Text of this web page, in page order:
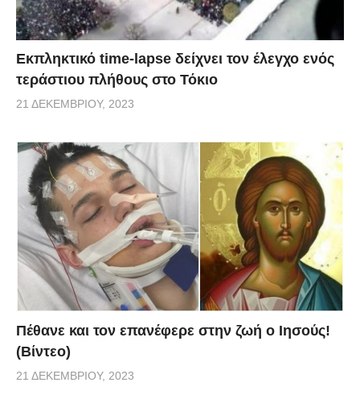
Εκπληκτικό time-lapse δείχνει τον έλεγχο ενός
τεράστιου πλήθους στο Τόκιο
21 ΔΕΚΕΜΒΡΊΟΥ, 2023
Πέθανε και τον επανέφερε στην ζωή ο Ιησούς!
(Βίντεο)
21 ΔΕΚΕΜΒΡΊΟΥ, 2023